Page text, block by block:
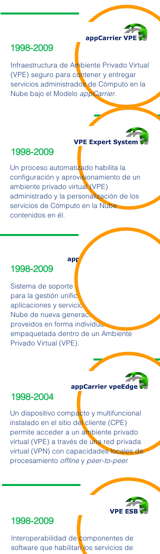
1998-2009
Infraestructura de Ambiente Privado Virtual
(VPE) seguro para contener y entregar
servicios administrados de Cómputo en la
Nube bajo el Modelo appCarrier.
1998-2009
Un proceso automatizado habilita la
configuración y aprovisionamiento de un
ambiente privado virtual (VPE)
administrado y la personalización de los
servicios de Cómputo en la Nube
contenidos en él.
1998-2009
Sistema de soporte a la operación (OSS)
para la gestión unificada de red,
aplicaciones y servicios de Cómputo en la
Nube de nueva generación (NGA)
proveídos en forma individual o
empaquetada dentro de un Ambiente
Privado Virtual (VPE).
1998-2004
Un dispositivo compacto y multifuncional
instalado en el sitio del cliente (CPE)
permite acceder a un ambiente privado
virtual (VPE) a través de una red privada
virtual (VPN) con capacidades locales de
procesamiento offliney peer-to-peer.
1998-2009
Interoperabilidad de componentes de
software que habilitan los servicios de